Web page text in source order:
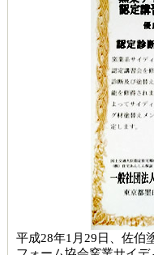
平成28年1月29日、佐伯